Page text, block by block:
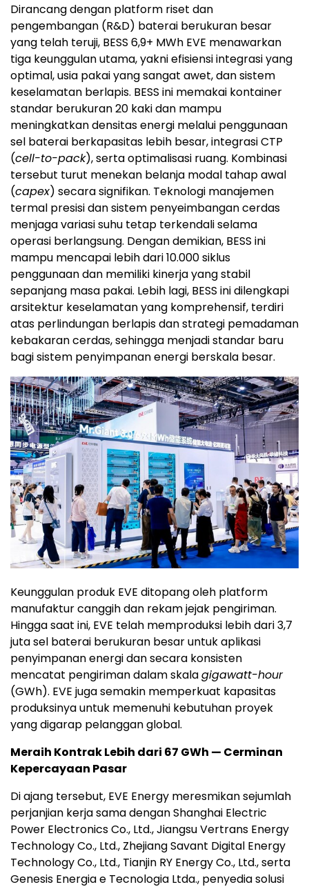
Dirancang dengan platform riset dan
pengembangan (R&D) baterai berukuran besar
yang telah teruji, BESS 6,9+ MWh EVE menawarkan
tiga keunggulan utama, yakni efisiensi integrasi yang
optimal, usia pakai yang sangat awet, dan sistem
keselamatan berlapis. BESS ini memakai kontainer
standar berukuran 20 kaki dan mampu
meningkatkan densitas energi melalui penggunaan
sel baterai berkapasitas lebih besar, integrasi CTP
(cell-to-pack), serta optimalisasi ruang. Kombinasi
tersebut turut menekan belanja modal tahap awal
(capex) secara signifikan. Teknologi manajemen
termal presisi dan sistem penyeimbangan cerdas
menjaga variasi suhu tetap terkendali selama
operasi berlangsung. Dengan demikian, BESS ini
mampu mencapai lebih dari 10.000 siklus
penggunaan dan memiliki kinerja yang stabil
sepanjang masa pakai. Lebih lagi, BESS ini dilengkapi
arsitektur keselamatan yang komprehensif, terdiri
atas perlindungan berlapis dan strategi pemadaman
kebakaran cerdas, sehingga menjadi standar baru
bagi sistem penyimpanan energi berskala besar.
Keunggulan produk EVE ditopang oleh platform
manufaktur canggih dan rekam jejak pengiriman.
Hingga saat ini, EVE telah memproduksi lebih dari 3,7
juta sel baterai berukuran besar untuk aplikasi
penyimpanan energi dan secara konsisten
mencatat pengiriman dalam skalagigawatt-hour
(GWh). EVE juga semakin memperkuat kapasitas
produksinya untuk memenuhi kebutuhan proyek
yang digarap pelanggan global.
Meraih Kontrak Lebih dari 67 GWh — Cerminan
Kepercayaan Pasar
Di ajang tersebut, EVE Energy meresmikan sejumlah
perjanjian kerja sama dengan Shanghai Electric
Power Electronics Co., Ltd., Jiangsu Vertrans Energy
Technology Co., Ltd., Zhejiang Savant Digital Energy
Technology Co., Ltd., Tianjin RY Energy Co., Ltd., serta
Genesis Energia e Tecnologia Ltda., penyedia solusi